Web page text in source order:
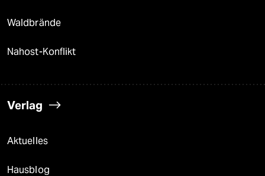
Waldbrände
Nahost-Konflikt
Verlag
Aktuelles
Hausblog